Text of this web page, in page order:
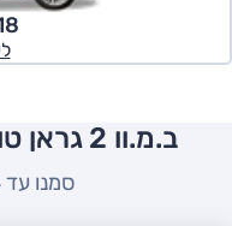
ב.מ.וו 2 גראן טורר השוואה למתחרים
סמנו עד 4 דגמים להשוואה